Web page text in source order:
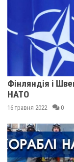
Фінляндія і
НАТО
16 травня 2022 0